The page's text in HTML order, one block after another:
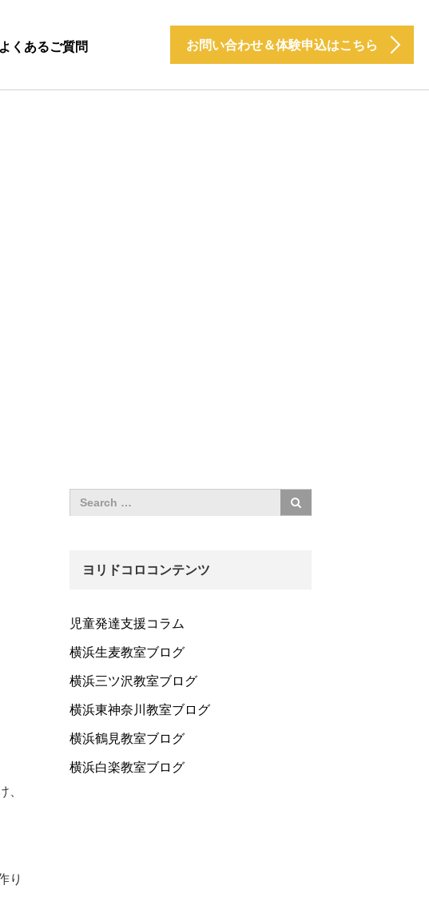
よくあるご質問 お問い合わせ＆体験申込はこちら
、
り
ヨリドコロコンテンツ
児童発達支援コラム
横浜生麦教室ブログ
横浜三ツ沢教室ブログ
横浜東神奈川教室ブログ
横浜鶴見教室ブログ
横浜白楽教室ブログ